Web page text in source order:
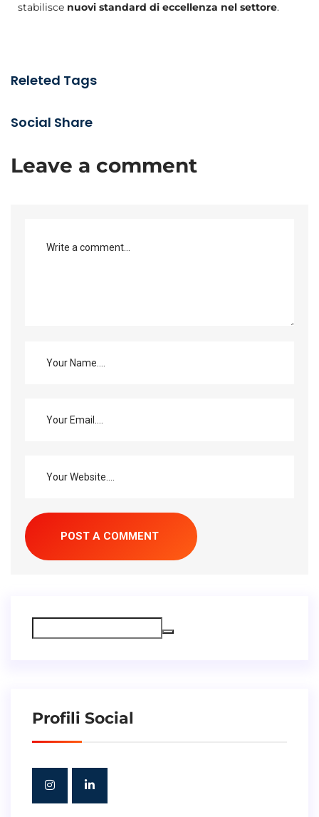
stabilisce nuovi standard di eccellenza nel settore.
Releted Tags
Social Share
Leave a comment
Profili Social